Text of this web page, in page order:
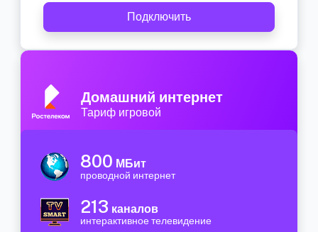
Подключить
Домашний интернет
Тариф игровой
800 МБит
проводной интернет
213 каналов
интерактивное телевидение